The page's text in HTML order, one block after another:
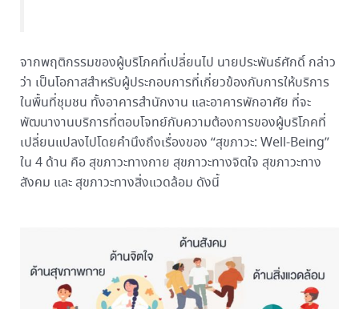
จากพฤติกรรมของผู้บริโภคที่เปลี่ยนไป นายประพันธ์ศักดิ์ กล่าว
ว่า เป็นโอกาสสำหรับผู้ประกอบการที่เกี่ยวข้องกับการให้บริการ
ในพื้นที่ชุมชน ทั้งอาคารสำนักงาน และอาคารพักอาศัย ที่จะ
พัฒนางานบริการที่ตอบโจทย์กับความต้องการของผู้บริโภคที่
เปลี่ยนแปลงไปโดยคำนึงถึงเรื่องของ “สุขภาวะ: Well-Being”
ใน 4 ด้าน คือ สุขภาวะทางกาย สุขภาวะทางจิตใจ สุขภาวะทาง
สังคม และ สุขภาวะทางสิ่งแวดล้อม ดังนี้